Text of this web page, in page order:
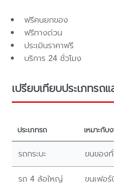
ฟรีคนยกของ
ฟรีทางด่วน
ประเมินราคาฟรี
บริการ 24 ชั่วโมง
เปรียบเทียบประเภทรถแ
ประเภทรถ เหมาะกับ
รถกระบะ ขนของ
รถ 4 ล้อใหญ่ ขนเฟอร์